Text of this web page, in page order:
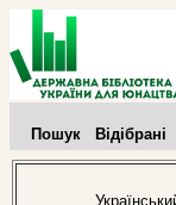
Пошук Відібрані